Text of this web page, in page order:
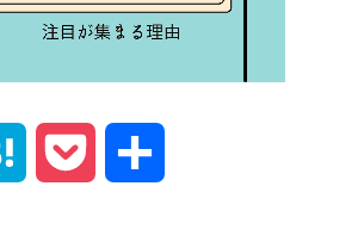
Hatena Pocket